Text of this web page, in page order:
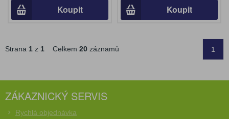
Koupit Koupit
Strana 1 z 1 Celkem 20 záznamů 1
ZÁKAZNICKÝ SERVIS
Rychlá objednávka